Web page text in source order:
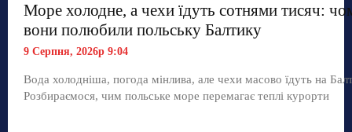
Море холодне, а чехи їдуть сотнями тисяч:
вони полюбили польську Балтику
9 Серпня, 2026р 9:04
Вода холодніша, погода мінлива, але чехи масово їдуть на
Розбираємося, чим польське море перемагає теплі курорти